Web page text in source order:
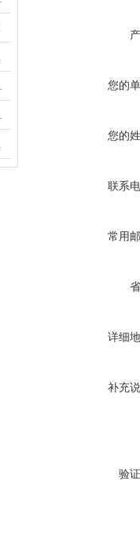
您的
您的
联系
常用
详细
补充
验